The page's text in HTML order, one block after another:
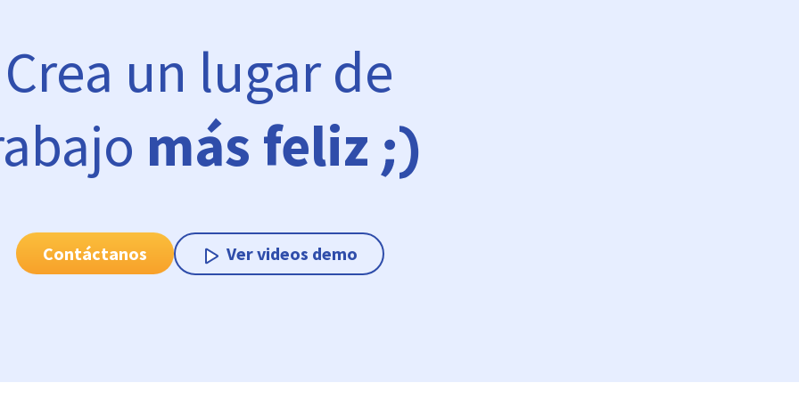
Crea un lugar de
más feliz
Contáctanos Ver videos demo